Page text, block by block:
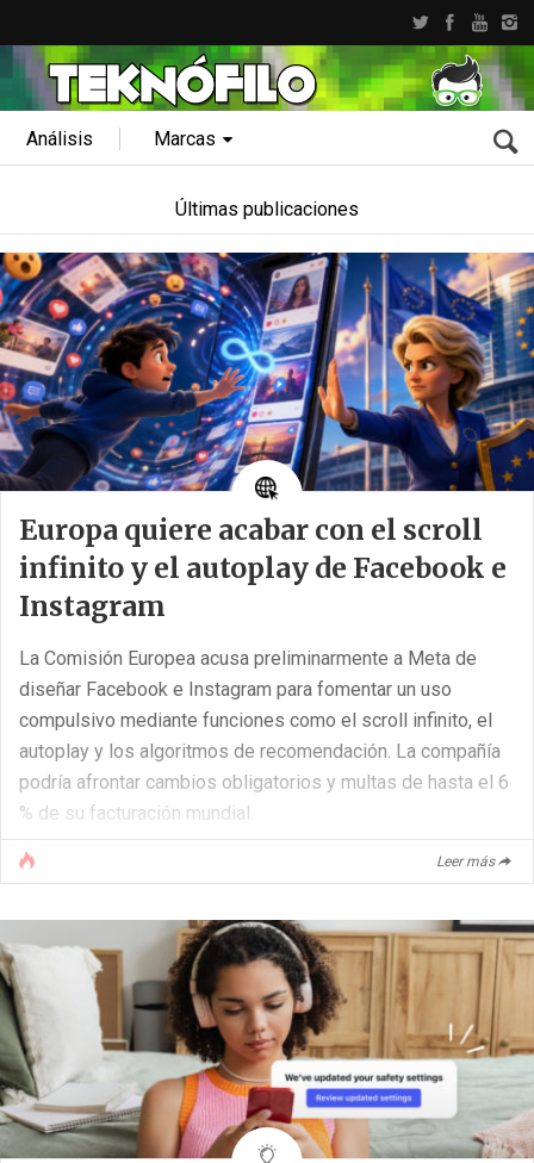
Análisis Marcas
Últimas publicaciones
Europa quiere acabar con el scroll
infinito y el autoplay de Facebook e
Instagram
La Comisión Europea acusa preliminarmente a Meta de
diseñar Facebook e Instagram para fomentar un uso
compulsivo mediante funciones como el scroll infinito, el
autoplay y los algoritmos de recomendación. La compañía
podría afrontar cambios obligatorios y multas de hasta el 6
% de su facturación mundial.
Leer más